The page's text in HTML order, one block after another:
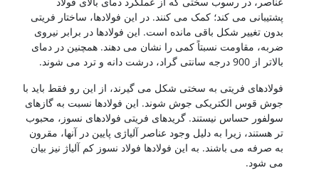
پشتیبانی می کند؛ کمک می کنند. در این فولادها، ساختار فریتی
بدون تغییر شکل باقی مانده است. این فولادها در برابر نیروی
ضربه، مقاومت نسبتاً کمی را نشان می دهند. همچنین در دمای
بالاتر از 900 درجه سانتی گراد، درشت دانه و ترد می شوند.
فولادهای فریتی به سختی شکل می گیرند، از این رو فقط باید با
جوش قوس الکتریکی جوش شوند. این فولادها نسبت به گازهای
سولفور حساس نیستند. گریدهای فریتی فولادهای نسوز، محبوب
تر هستند، زیرا به دلیل وجود عناصر آلیاژی پایین در آنها، مقرون
به صرفه می باشند. به این فولادها فولاد نسوز کم آلیاژ نیز بیان
می شود.